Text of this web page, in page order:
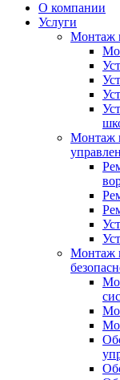
О компании
Услуги
Монтаж
Монтаж
Монтаж